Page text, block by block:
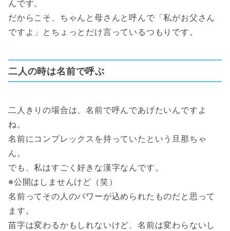
んです。
だからこそ、ちゃんと母さんと呼んで「私がお父さん
ですよ」とちょっとだけ言っているつもりです。
二人の時は名前で呼ぶ
二人きりの場合は、名前で呼んであげたいんですよ
ね。
名前にコンプレックスを持っていたという旦那ちゃ
ん。
でも、私はすごく好きな漢字なんです。
※公開はしませんけど（笑）
名前ってその人のパワーが込められたものだと思って
ます。
苗字は変わるかもしれないけど、名前は変わらないし